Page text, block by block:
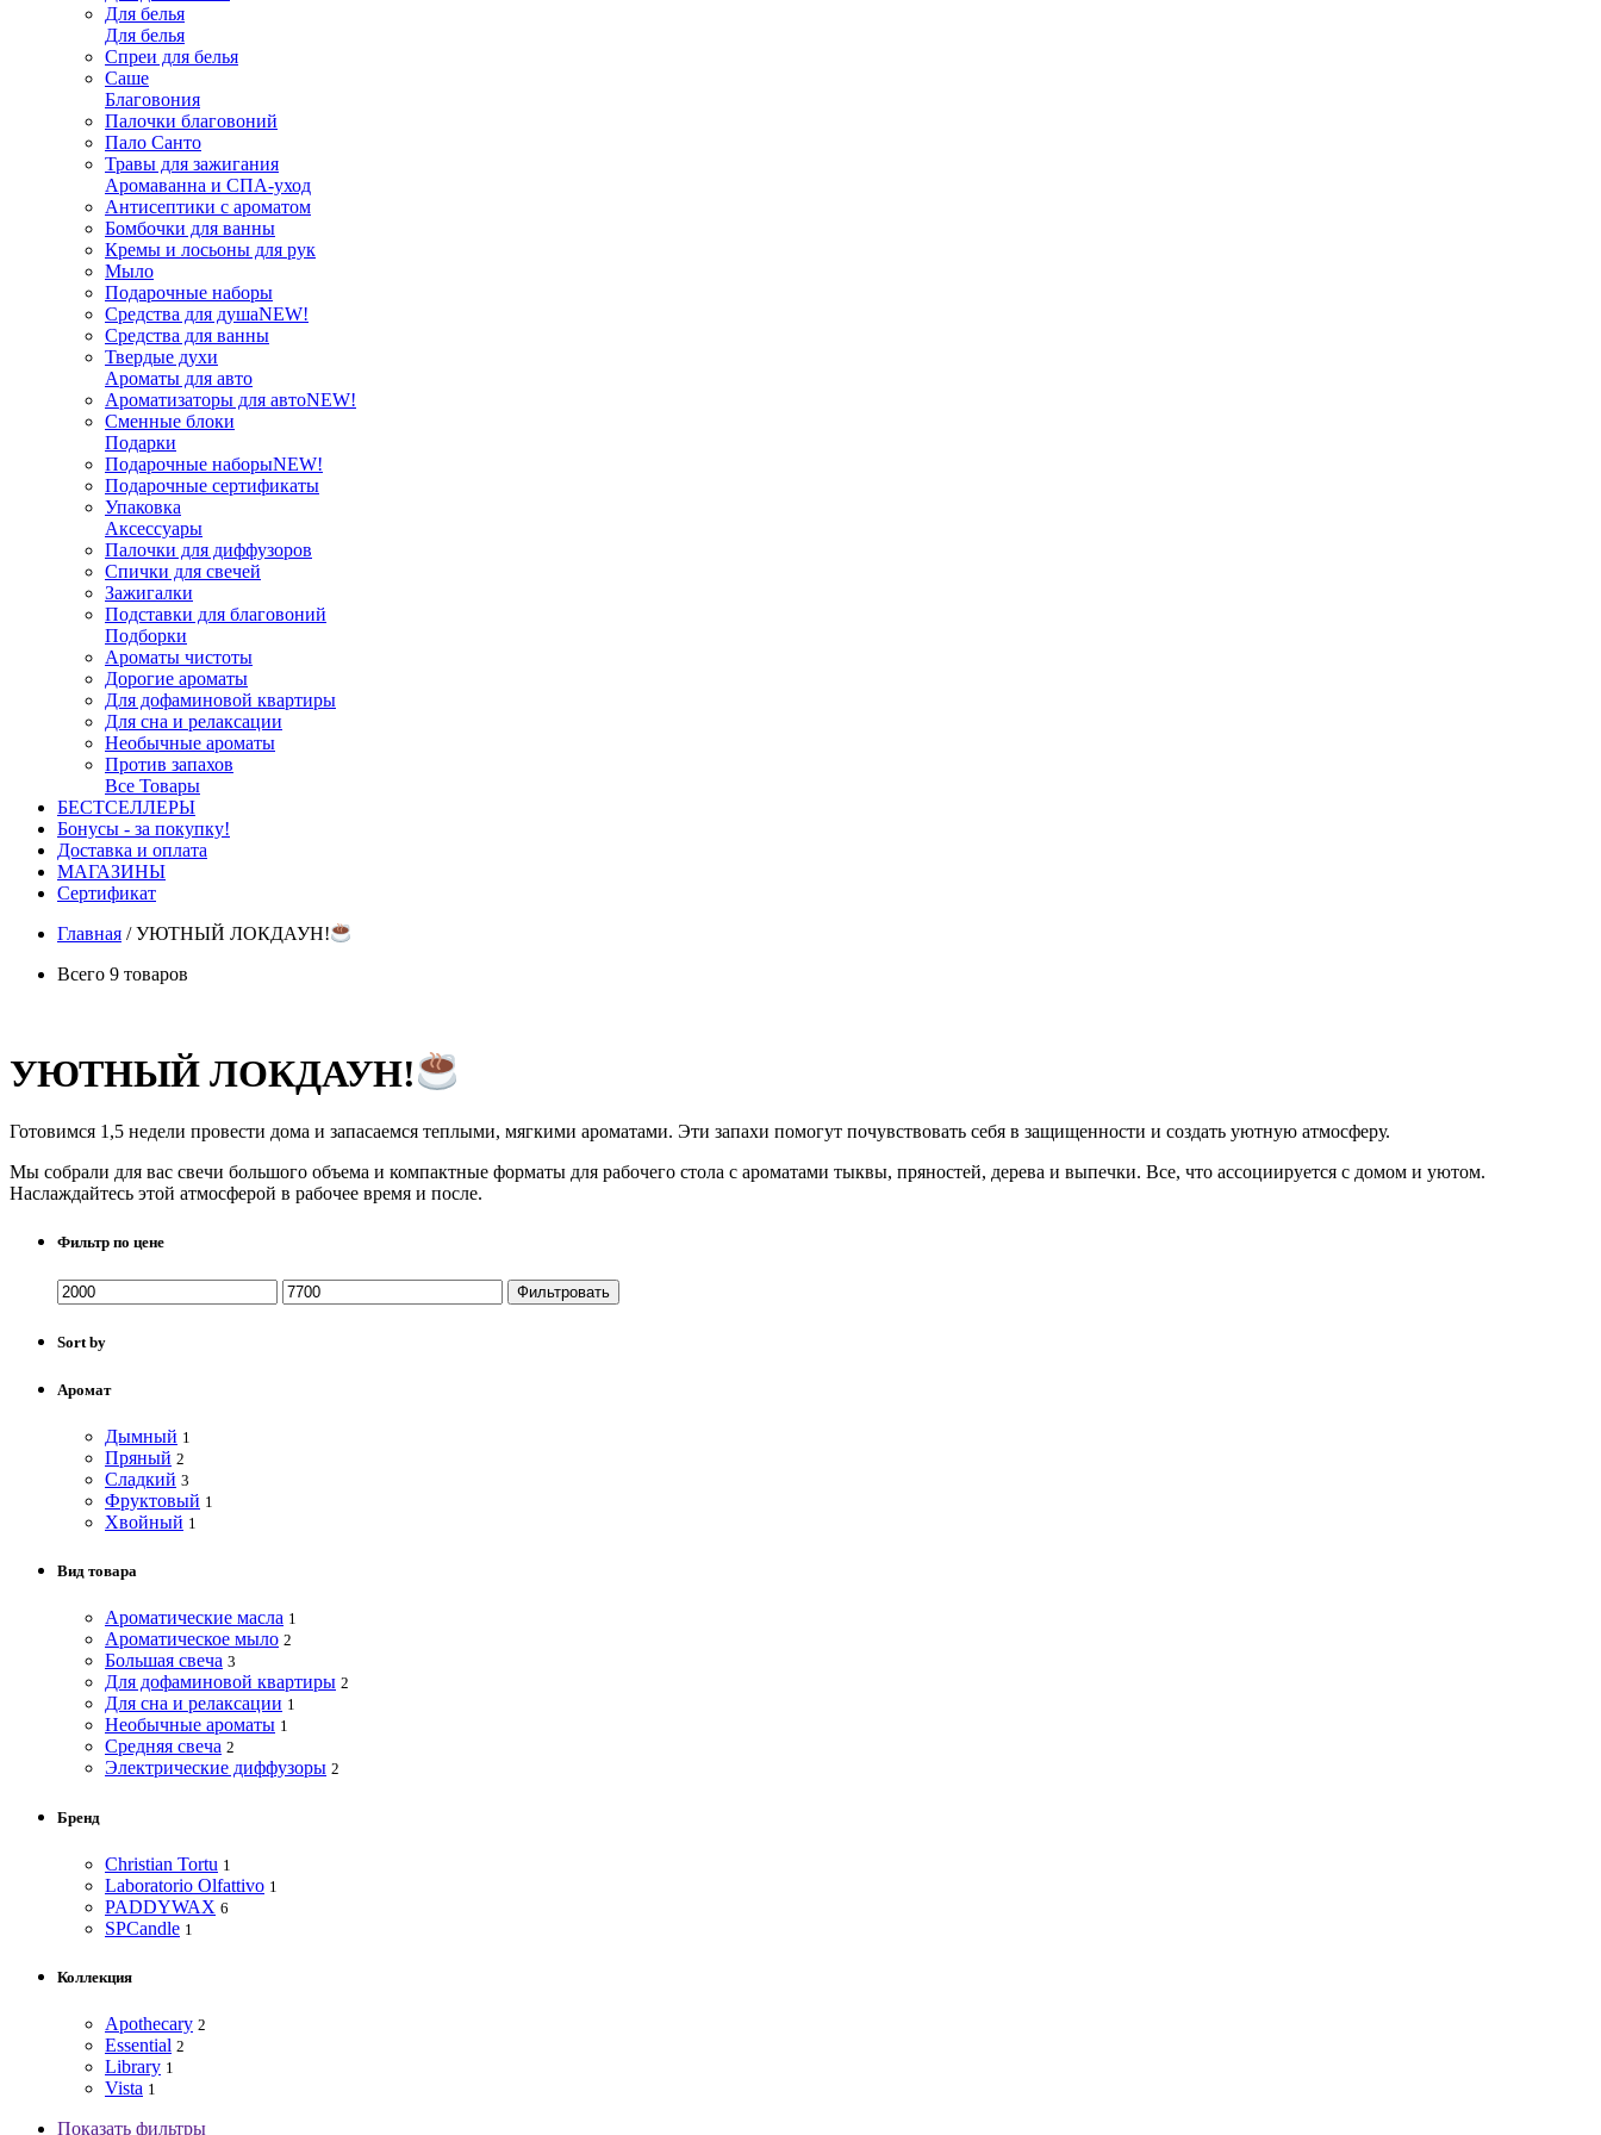
Для белья
Для белья
Спреи для белья
Саше
Благовония
Палочки благовоний
Пало Санто
Травы для зажигания
Аромаванна и СПА-уход
Антисептики с ароматом
Бомбочки для ванны
Кремы и лосьоны для рук
Мыло
Подарочные наборы
Средства для душаNEW!
Средства для ванны
Твердые духи
Ароматы для авто
Ароматизаторы для автоNEW!
Сменные блоки
Подарки
Подарочные наборыNEW!
Подарочные сертификаты
Упаковка
Аксессуары
Палочки для диффузоров
Спички для свечей
Зажигалки
Подставки для благовоний
Подборки
Ароматы чистоты
Дорогие ароматы
Для дофаминовой квартиры
Для сна и релаксации
Необычные ароматы
Против запахов
Все Товары
БЕСТСЕЛЛЕРЫ
Бонусы - за покупку!
Доставка и оплата
МАГАЗИНЫ
Cертификат
Главная /УЮТНЫЙ ЛОКДАУН!
Всего 9 товаров
УЮТНЫЙ ЛОКДАУН!
Готовимся 1,5 недели провести дома и запасаемся теплыми, мягкими ароматами. Эти запахи помогут почувствовать себя в защищенности и создать уютную атмосферу.
Мы собрали для вас свечи большого объема и компактные форматы для рабочего стола с ароматами тыквы, пряностей, дерева и выпечки. Все, что ассоциируется с домом и уютом.
Наслаждайтесь этой атмосферой в рабочее время и после.
Фильтр по цене
Фильтровать
Sort by
Аромат
Дымный 1
Пряный 2
Сладкий 3
Фруктовый 1
Хвойный 1
Вид товара
Ароматические масла 1
Ароматическое мыло 2
Большая свеча 3
Для дофаминовой квартиры 2
Для сна и релаксации 1
Необычные ароматы 1
Средняя свеча 2
Электрические диффузоры 2
Бренд
Christian Tortu 1
Laboratorio Olfattivo 1
PADDYWAX 6
SPCandle 1
Коллекция
Apothecary 2
Essential 2
Library 1
Vista 1
Показать фильтры